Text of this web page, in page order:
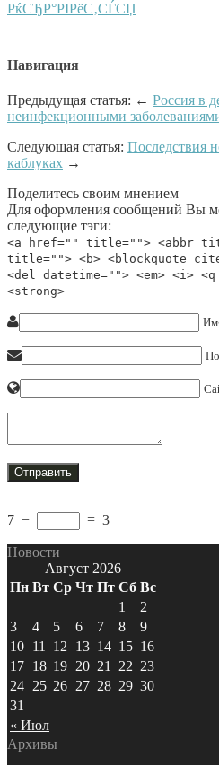
РќСЂР°РІРёС‚СЃСЏ
Навигация
Предыдущая статья: ← Россия в
неинфекционными
Следующая статья: Последствия
каблуках →
Поделитесь своим мнением
Для оформления сообщений Вы
следующие тэги:
<a href="" title=""> <abbr
title=""> <b> <blockquote
<del datetime=""> <em> <i>
<strong>
7 − = 3
Новости
Август 2026
Пн Вт Ср Чт Пт Сб Вс
« Июл
1
2
3
4 5 6 7 8
9
10 11 12 13 14 15 16
17 18 19 20 21 22 23
24 25 26 27 28 29 30
31
Архивы